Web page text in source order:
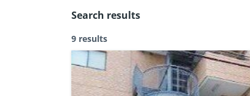
Search results
9 results